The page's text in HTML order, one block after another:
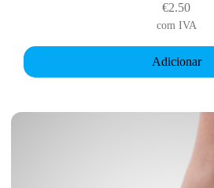
€2.50
com IVA
Adicionar